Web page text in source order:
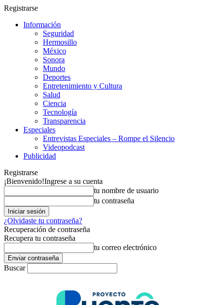
Registrarse
Información
Seguridad
Hermosillo
México
Sonora
Mundo
Deportes
Entretenimiento y Cultura
Salud
Ciencia
Tecnología
Transparencia
Especiales
Entrevistas Especiales – Rompe el Silencio
Videopodcast
Publicidad
Registrarse
¡Bienvenido!Ingrese a su cuenta
tu nombre de usuario
tu contraseña
¿Olvidaste tu contraseña?
Recuperación de contraseña
Recupera tu contraseña
tu correo electrónico
Buscar